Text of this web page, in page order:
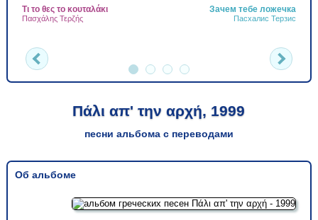
Τι το θες το κουταλάκι Зачем тебе ложечка
Πασχάλης Τερζής Пасхалис Терзис
Πάλι απ' την αρχή, 1999
песни альбома с переводами
Об альбоме